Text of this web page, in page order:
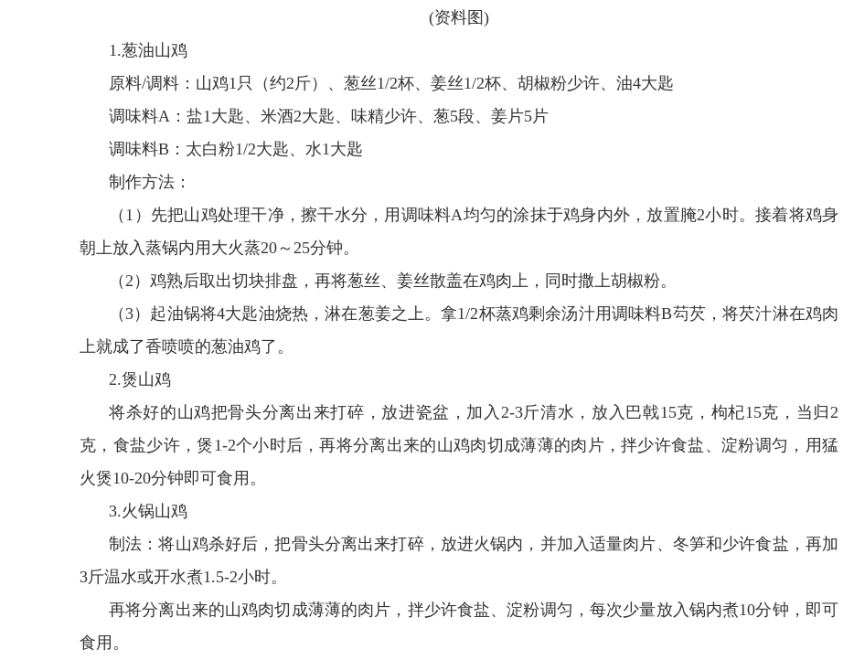
(资料图)
1.葱油山鸡
原料/调料：山鸡1只（约2斤）、葱丝1/2杯、姜丝1/2杯、胡椒粉少许、油4大匙
调味料A：盐1大匙、米酒2大匙、味精少许、葱5段、姜片5片
调味料B：太白粉1/2大匙、水1大匙
制作方法：
（1）先把山鸡处理干净，擦干水分，用调味料A均匀的涂抹于鸡身内外，放置腌2小时。接着将鸡身
朝上放入蒸锅内用大火蒸20～25分钟。
（2）鸡熟后取出切块排盘，再将葱丝、姜丝散盖在鸡肉上，同时撒上胡椒粉。
（3）起油锅将4大匙油烧热，淋在葱姜之上。拿1/2杯蒸鸡剩余汤汁用调味料B芶芡，将芡汁淋在鸡肉
上就成了香喷喷的葱油鸡了。
2.煲山鸡
将杀好的山鸡把骨头分离出来打碎，放进瓷盆，加入2-3斤清水，放入巴戟15克，枸杞15克，当归2
克，食盐少许，煲1-2个小时后，再将分离出来的山鸡肉切成薄薄的肉片，拌少许食盐、淀粉调匀，用猛
火煲10-20分钟即可食用。
3.火锅山鸡
制法：将山鸡杀好后，把骨头分离出来打碎，放进火锅内，并加入适量肉片、冬笋和少许食盐，再加
3斤温水或开水煮1.5-2小时。
再将分离出来的山鸡肉切成薄薄的肉片，拌少许食盐、淀粉调匀，每次少量放入锅内煮10分钟，即可
食用。